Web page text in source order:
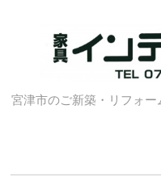
宮津市のご新築・リフォ